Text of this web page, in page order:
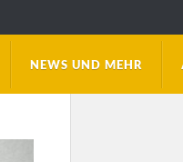
NEWS UND MEHR